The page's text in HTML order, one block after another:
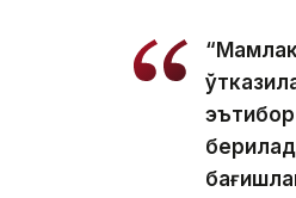
эътибор